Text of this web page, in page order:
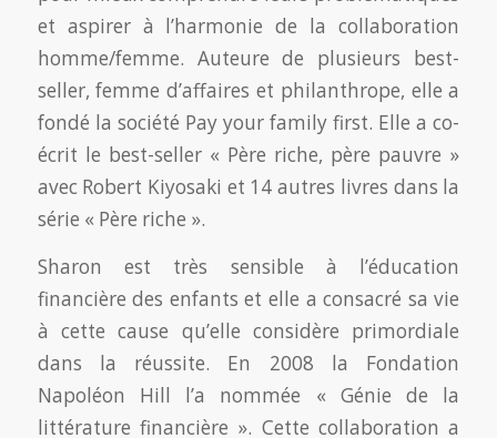
et aspirer à l’harmonie de la collaboration
homme/femme. Auteure de plusieurs best-
seller, femme d’affaires et philanthrope, elle a
fondé la société Pay your family first. Elle a co-
écrit le best-seller « Père riche, père pauvre »
avec Robert Kiyosaki et 14 autres livres dans la
série « Père riche ».
Sharon est très sensible à l’éducation
financière des enfants et elle a consacré sa vie
à cette cause qu’elle considère primordiale
dans la réussite. En 2008 la Fondation
Napoléon Hill l’a nommée « Génie de la
littérature financière ». Cette collaboration a